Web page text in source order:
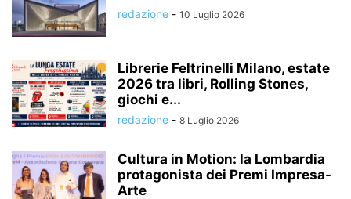
redazione - 10 Luglio 2026
Librerie Feltrinelli Milano, estate
2026 tra libri, Rolling Stones,
giochi e...
redazione - 8 Luglio 2026
Cultura in Motion: la Lombardia
protagonista dei Premi Impresa-
Arte